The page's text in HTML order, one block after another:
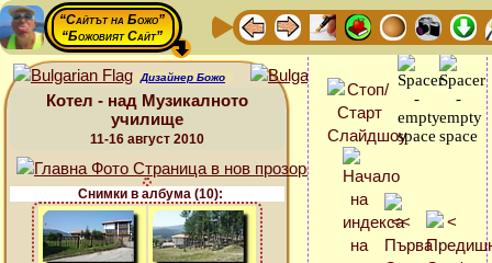
“Сайтът на Божо”
“Божовият Сайт”
Дизайнер Божо
Котел - над Музикалното
училище
11-16 август 2010
Снимки в албума (10):